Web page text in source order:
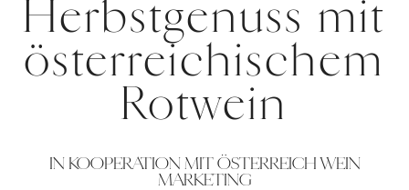
Herbstgenuss mit
österreichischem
Rotwein
IN KOOPERATION MIT ÖSTERREICH WEIN
MARKETING